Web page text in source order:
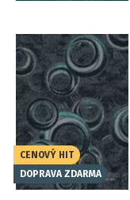
CENOVÝ HIT
DOPRAVA ZDARMA